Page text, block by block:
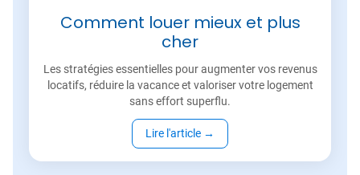
Comment louer mieux et plus
cher
Les stratégies essentielles pour augmenter vos revenus
locatifs, réduire la vacance et valoriser votre logement
sans effort superflu.
Lire l'article →